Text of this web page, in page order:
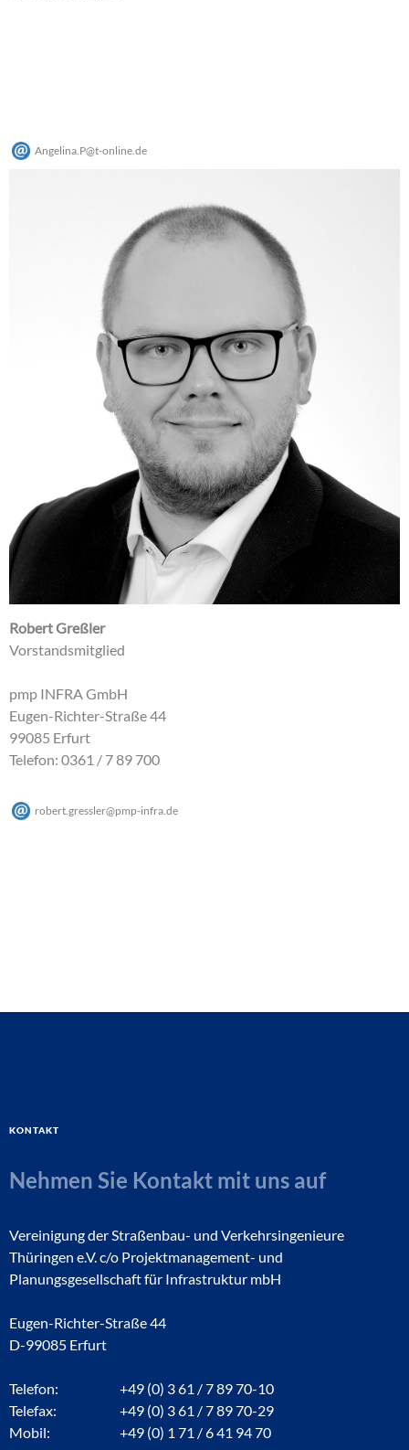
Angelina.P@t-online.de
Robert Greßler
Vorstandsmitglied
pmp INFRA GmbH
Eugen-Richter-Straße 44
99085 Erfurt
Telefon: 0361 / 7 89 700
robert.gressler@pmp-infra.de
Kontakt
Nehmen Sie Kontakt mit uns auf
Vereinigung der Straßenbau- und Verkehrsingenieure
Thüringen e.V. c/o Projektmanagement- und
Planungsgesellschaft für Infrastruktur mbH
Eugen-Richter-Straße 44
D-99085 Erfurt
Telefon:
+49 (0) 3 61 / 7 89 70-10
Telefax:
+49 (0) 3 61 / 7 89 70-29
Mobil:
+49 (0) 1 71 / 6 41 94 70